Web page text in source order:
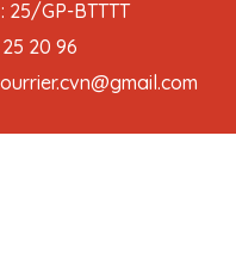
25/GP-BTTTT
20 96